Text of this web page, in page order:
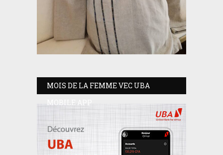
MOIS DE LA FEMME VEC UBA
MOBILE APP